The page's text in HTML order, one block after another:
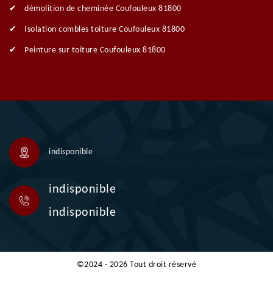
démolition de cheminée Coufouleux 81800
Isolation combles toiture Coufouleux 81800
Peinture sur toiture Coufouleux 81800
indisponible
indisponible
indisponible
©2024 - 2026 Tout droit réservé